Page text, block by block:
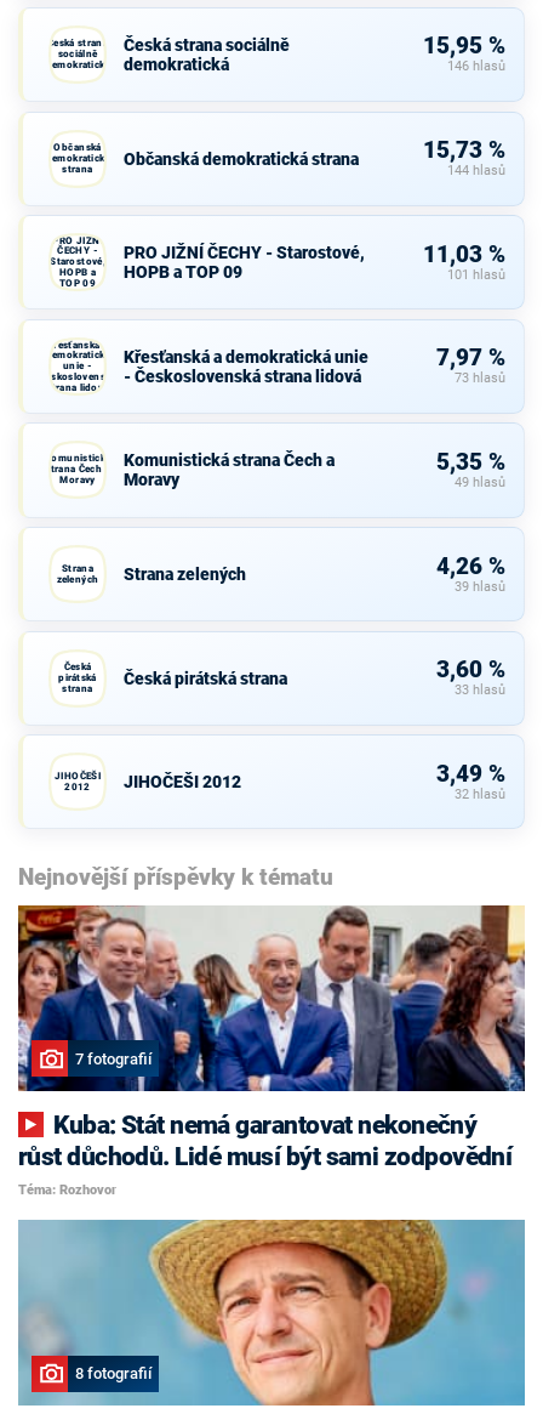
Česká strana
sociálně
demokratická
Česká strana sociálně
demokratická
15,95 %
146 hlasů
Občanská
demokratická
strana
Občanská demokratická strana 15,73 %
144 hlasů
PRO JIŽNÍ
ČECHY -
Starostové,
HOPB a
TOP 09
PRO JIŽNÍ ČECHY - Starostové,
HOPB a TOP 09
11,03 %
101 hlasů
Křesťanská a
demokratická
unie -
Československá
strana lidová
Křesťanská a demokratická unie
- Československá strana lidová
7,97 %
73 hlasů
Komunistická
strana Čech a
Moravy
Komunistická strana Čech a
Moravy
5,35 %
49 hlasů
Strana
zelených
Strana zelených 4,26 %
39 hlasů
Česká
pirátská
strana
Česká pirátská strana 3,60 %
33 hlasů
JIHOČEŠI
2012
JIHOČEŠI 2012 3,49 %
32 hlasů
Nejnovější příspěvky k tématu
7 fotografií
růst důchodů. Lidé musí být sami zodpovědní
Téma: Rozhovor
8 fotografií